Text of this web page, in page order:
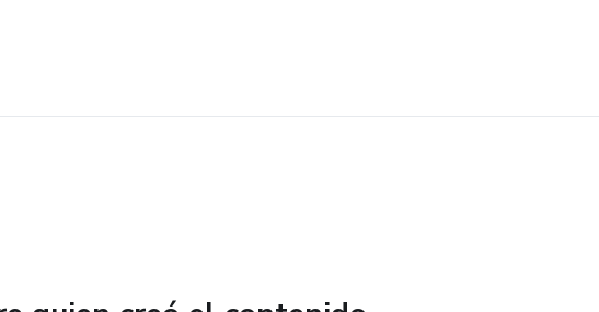
crecerán no sólo juntos como pareja, sino también en su caminar espiritual.